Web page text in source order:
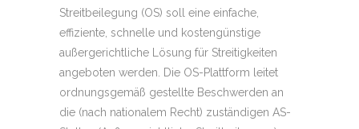
Streitbeilegung (OS) soll eine einfache,
effiziente, schnelle und kostengünstige
außergerichtliche Lösung für Streitigkeiten
angeboten werden. Die OS-Plattform leitet
ordnungsgemäß gestellte Beschwerden an
die (nach nationalem Recht) zuständigen AS-